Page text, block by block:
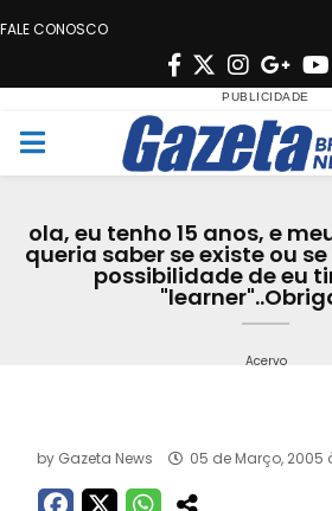
FALE CONOSCO
F
c
e
o
o
k
T
w
i
t
e
r
n
s
t
g
r
a
m
G
o
o
g
e
M
n
ola, eu tenho 15 anos, e
queria saber se existe ou
possibilidade de eu
Acervo
by Gazeta News 05 de Março, 2005